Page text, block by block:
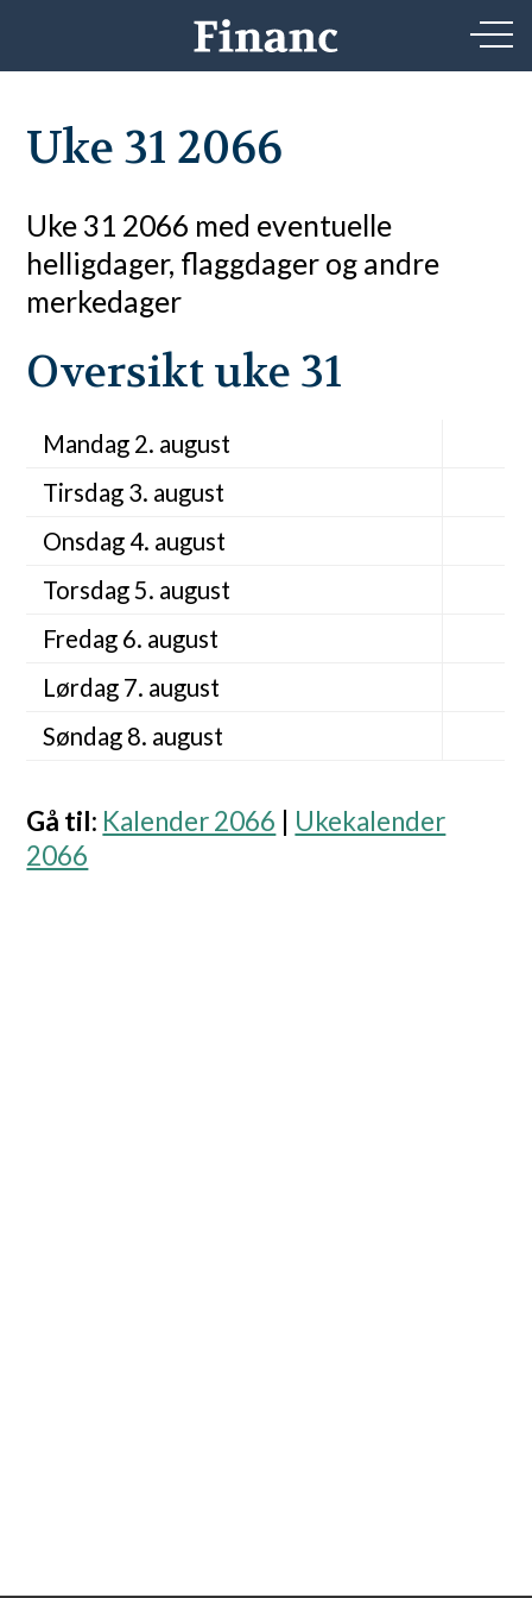
Uke 31 2066
Uke 31 2066 med eventuelle
helligdager, flaggdager og andre
merkedager
Oversikt uke 31
Mandag 2. august
Tirsdag 3. august
Onsdag 4. august
Torsdag 5. august
Fredag 6. august
Lørdag 7. august
Søndag 8. august
Gå til: Kalender 2066
Ukekalender
2066